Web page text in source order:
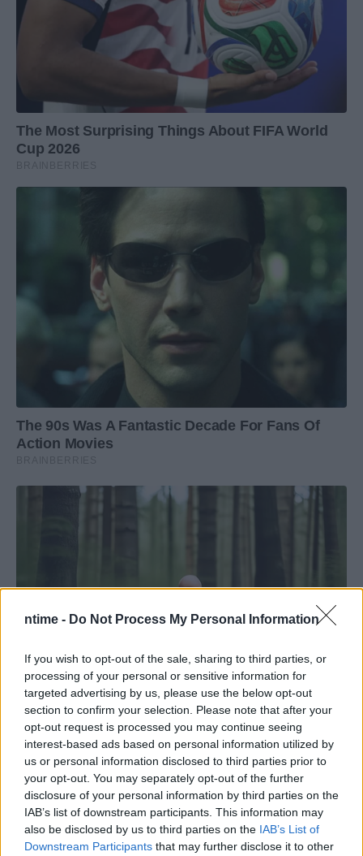
ntime - Do Not Process My Personal Information
If you wish to opt-out of the sale, sharing to third parties, or
processing of your personal or sensitive information for
targeted advertising by us, please use the below opt-out
section to confirm your selection. Please note that after your
opt-out request is processed you may continue seeing
interest-based ads based on personal information utilized by
us or personal information disclosed to third parties prior to
your opt-out. You may separately opt-out of the further
disclosure of your personal information by third parties on the
IAB’s list of downstream participants. This information may
also be disclosed by us to third parties on the IAB’s List of
Downstream Participants that may further disclose it to other